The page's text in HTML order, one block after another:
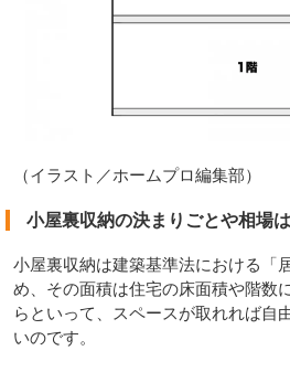
（イラスト／ホームプロ編集部）
小屋裏収納の決まりごとや相場
小屋裏収納は建築基準法における「
め、その面積は住宅の床面積や階数
らといって、スペースが取れれば自
いのです。